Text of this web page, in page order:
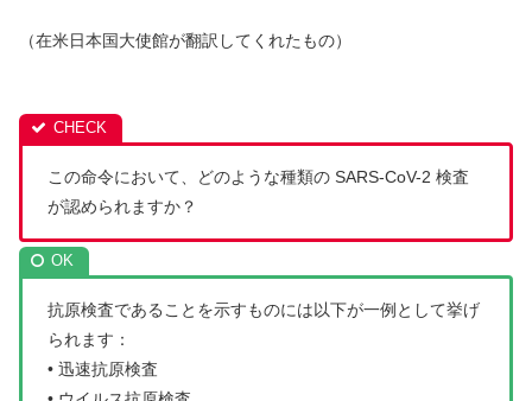
（在米日本国大使館が翻訳してくれたもの）
この命令において、どのような種類の SARS-CoV-2 検査
が認められますか？
抗原検査であることを示すものには以下が一例として挙げ
られます：
• 迅速抗原検査